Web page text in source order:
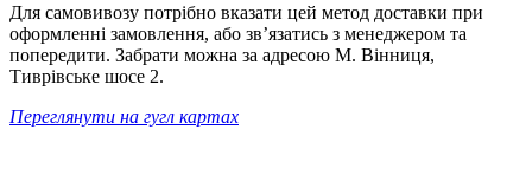
Для самовивозу потрібно вказати цей метод доставки при
оформленні замовлення, або зв’язатись з менеджером та
попередити. Забрати можна за адресою М. Вінниця,
Тиврівське шосе 2.
Переглянути на гугл картах